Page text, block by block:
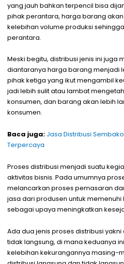
yang jauh bahkan terpencil bisa
pihak perantara, harga barang
kelebihan volume produksi
perantara.
Meski begitu, distribusi jenis ini juga
diantaranya harga barang menjadi
pihak ketiga yang ikut mengambil
jadi lebih sulit atau lambat
konsumen, dan barang akan lebih
konsumen.
Baca juga: Jasa Distribusi
Terpercaya
Proses distribusi menjadi suatu
aktivitas bisnis. Pada umumnya
melancarkan proses pemasaran
jasa dari produsen untuk
sebagai upaya meningkatkan
Ada dua jenis proses distribusi
tidak langsung, di mana keduanya
kelebihan kekurangannya masing-